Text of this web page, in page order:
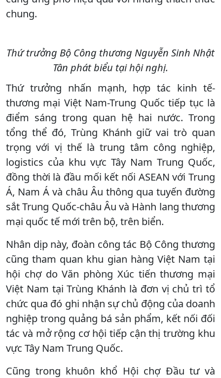
chung.
Thứ trưởng Bộ Công thương Nguyễn Sinh Nhật
Tân phát biểu tại hội nghị.
Thứ trưởng nhấn mạnh, hợp tác kinh tế-
thương mại Việt Nam-Trung Quốc tiếp tục là
điểm sáng trong quan hệ hai nước. Trong
tổng thể đó, Trùng Khánh giữ vai trò quan
trọng với vị thế là trung tâm công nghiệp,
logistics của khu vực Tây Nam Trung Quốc,
đồng thời là đầu mối kết nối ASEAN với Trung
Á, Nam Á và châu Âu thông qua tuyến đường
sắt Trung Quốc-châu Âu và Hành lang thương
mại quốc tế mới trên bộ, trên biển.
Nhân dịp này, đoàn công tác Bộ Công thương
cũng tham quan khu gian hàng Việt Nam tại
hội chợ do Văn phòng Xúc tiến thương mại
Việt Nam tại Trùng Khánh là đơn vị chủ trì tổ
chức qua đó ghi nhận sự chủ động của doanh
nghiệp trong quảng bá sản phẩm, kết nối đối
tác và mở rộng cơ hội tiếp cận thị trường khu
vực Tây Nam Trung Quốc.
Cũng trong khuôn khổ Hội chợ Đầu tư và